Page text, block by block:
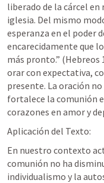
liberado de la cárcel
iglesia. Del mismo
esperanza en el poder
encarecidamente que
más pronto.” (Hebreos
orar con expectativa,
presente. La oración
fortalece la comunión
corazones en amor y
Aplicación del Texto:
En nuestro contexto
comunión no ha
individualismo y la